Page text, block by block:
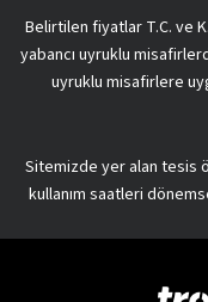
Belirtilen fiyatlar T.C. ve
yabancı uyruklu
uyruklu misafirlere
Sitemizde yer alan tesis
kullanım saatleri